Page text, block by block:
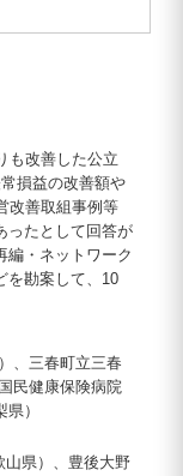
も改善した公立
損益の改善額や
改善取組事例等
ったとして回答が
編・ネットワーク
を勘案して、10
、三春町立三春
民健康保険病院
）
県）、豊後大野